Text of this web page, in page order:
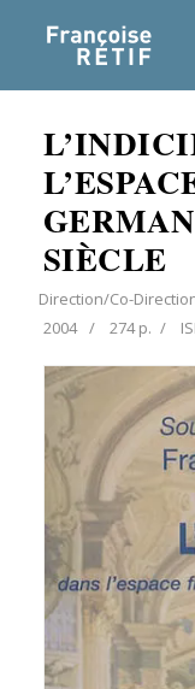
SIÈCLE
Direction/Co-
2004
274 p.